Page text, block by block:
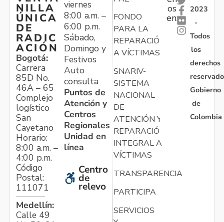
NILLA
ÚNICA
DE
RADIC
ACIÓN
Bogotá:
Carrera
85D No.
46A – 65
Complejo
logístico
San
Cayetano
Horario:
8:00 a.m. –
4:00 p.m.
Código
Postal:
111071
Medellín:
Calle 49
viernes
8:00 a.m. –
6:00 p.m.
Sábado,
Domingo y
Festivos
Auto
consulta
Puntos de
Atención y
Centros
Regionales
Unidad en
línea
Centro
de
relevo
FONDO
PARA LA
REPARACIÓN
A VÍCTIMAS
SNARIV-
SISTEMA
NACIONAL
DE
ATENCIÓN Y
REPARACIÓN
INTEGRAL A
VÍCTIMAS
TRANSPARENCIA
PARTICIPA
SERVICIOS
os
en:
2023
-
Todos
los
derechos
Gobierno
de
Colombia